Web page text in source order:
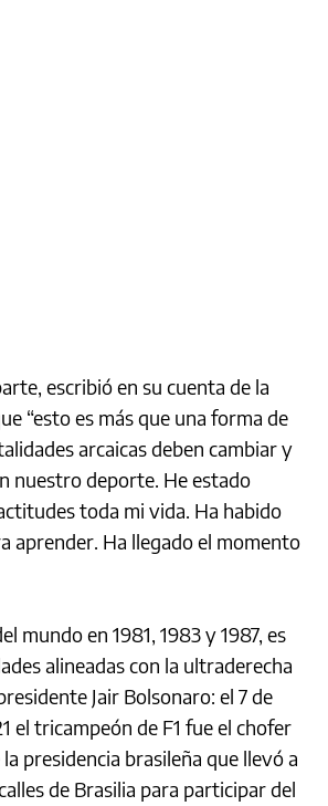
escribió en su cuenta de la
“esto es más que una forma de
arcaicas deben cambiar y
nuestro deporte. He estado
toda mi vida. Ha habido
aprender. Ha llegado el momento
mundo en 1981, 1983 y 1987, es
alineadas con la ultraderecha
Jair Bolsonaro: el 7 de
el tricampeón de F1 fue el chofer
presidencia brasileña que llevó a
de Brasilia para participar del